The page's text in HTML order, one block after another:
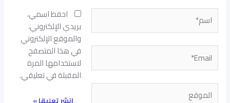
اسم*
Email*
الموقع
احفظ اسمي،
بريدي الإلكتروني،
والموقع الإلكتروني
في هذا المتصفح
لاستخدامها المرة
المقبلة في تعليقي.